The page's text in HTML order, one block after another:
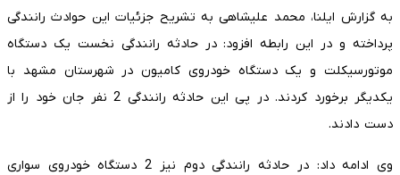
به گزارش ایلنا، محمد علیشاهی به تشریح جزئیات این حوادث رانندگی
پرداخته و در این رابطه افزود: در حادثه رانندگی نخست یک دستگاه
موتورسیکلت و یک دستگاه خودروی کامیون در شهرستان مشهد با
یکدیگر برخورد کردند. در پی این حادثه رانندگی 2 نفر جان خود را از
دست دادند.
وی ادامه داد: در حادثه رانندگی دوم نیز 2 دستگاه خودروی سواری